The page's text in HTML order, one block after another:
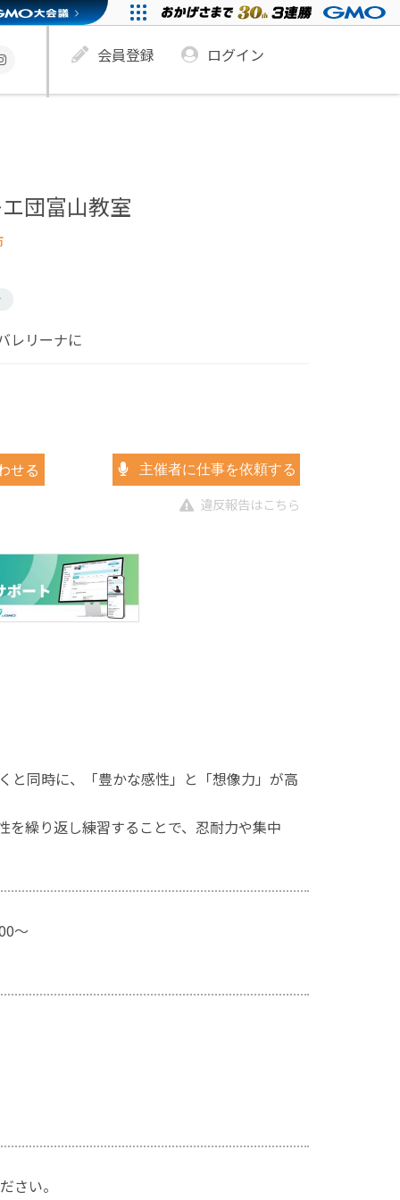
会員登録 ログイン
団富山教室
レリーナに
せる 主催者に仕事を依頼する
違反報告はこちら
と同時に、「豊かな感性」と「想像力」が高
を繰り返し練習することで、忍耐力や集中
～
さい。